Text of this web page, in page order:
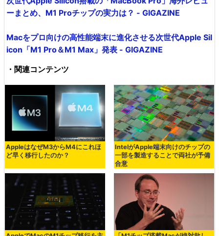
ーまとめ、M1 Proチップの実力は？ - GIGAZINE
Macをプロ向けの高性能端末に進化させる次世代Apple Sil
icon「M1 Pro＆M1 Max」発表 - GIGAZINE
・関連コンテンツ
AppleはなぜM3からM4にこれほ
ど早く移行したのか？
IntelがApple端末向けのチップの
一部を製造することで両社が予備
合意